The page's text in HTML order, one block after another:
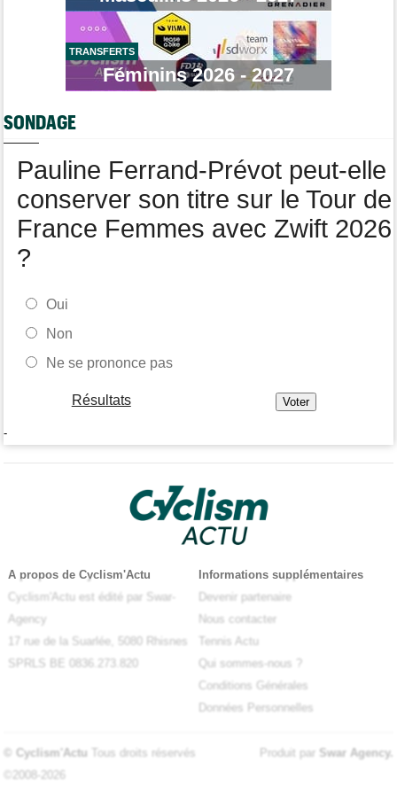
15:35
Tour de France Femmes
Lilan Calmejane: "Ferrand-Prévot nous raconte des salades…"
Route
Un coureur de 16 ans touché à la moelle épinière suite à un
accident
La peloton du Tour Femmes... 21 abandons
TRANSFERTS
Féminins 2026 - 2027
SONDAGE
Pauline Ferrand-Prévot peut-elle
conserver son titre sur le Tour de
France Femmes avec Zwift 2026
?
Oui
Non
Ne se prononce pas
Résultats
-
A propos de Cyclism'Actu
Cyclism'Actu est édité par Swar-
Agency
17 rue de la Suarlée, 5080 Rhisnes
SPRLS BE 0836.273.820
Informations supplémentaires
Devenir partenaire
Nous contacter
Tennis Actu
Qui sommes-nous ?
Conditions Générales
Données Personnelles
© Cyclism'Actu Tous droits réservés
©2008-2026
Produit par Swar Agency.